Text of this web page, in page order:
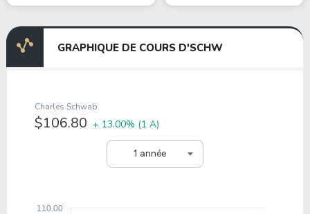
GRAPHIQUE DE COURS D'SCHW
1 année
Charles Schwab
$106.80 + 13.00% (1 A)